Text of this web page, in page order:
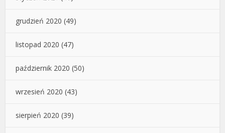
grudzień 2020 (49)
listopad 2020 (47)
październik 2020 (50)
wrzesień 2020 (43)
sierpień 2020 (39)